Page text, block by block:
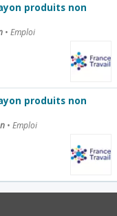
produits non
• Emploi
produits non
• Emploi